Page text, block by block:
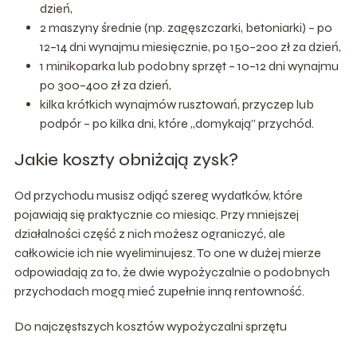
dzień,
2 maszyny średnie (np. zagęszczarki, betoniarki) – po
12–14 dni wynajmu miesięcznie, po 150–200 zł za dzień,
1 minikoparka lub podobny sprzęt – 10–12 dni wynajmu
po 300–400 zł za dzień,
kilka krótkich wynajmów rusztowań, przyczep lub
podpór – po kilka dni, które „domykają” przychód.
Jakie koszty obniżają zysk?
Od przychodu musisz odjąć szereg wydatków, które
pojawiają się praktycznie co miesiąc. Przy mniejszej
działalności część z nich możesz ograniczyć, ale
całkowicie ich nie wyeliminujesz. To one w dużej mierze
odpowiadają za to, że dwie wypożyczalnie o podobnych
przychodach mogą mieć zupełnie inną rentowność.
Do najczęstszych kosztów wypożyczalni sprzętu